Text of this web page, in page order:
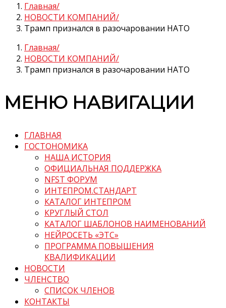
Главная
НОВОСТИ КОМПАНИЙ
Трамп признался в разочаровании НАТО
Главная
НОВОСТИ КОМПАНИЙ
Трамп признался в разочаровании НАТО
МЕНЮ НАВИГАЦИИ
ГЛАВНАЯ
ГОСТОНОМИКА
НАША ИСТОРИЯ
ОФИЦИАЛЬНАЯ ПОДДЕРЖКА
NFST ФОРУМ
ИНТЕПРОМ.СТАНДАРТ
КАТАЛОГ ИНТЕПРОМ
КРУГЛЫЙ СТОЛ
КАТАЛОГ ШАБЛОНОВ НАИМЕНОВАНИЙ
НЕЙРОСЕТЬ «ЭТС»
ПРОГРАММА ПОВЫШЕНИЯ
КВАЛИФИКАЦИИ
НОВОСТИ
ЧЛЕНСТВО
СПИСОК ЧЛЕНОВ
КОНТАКТЫ